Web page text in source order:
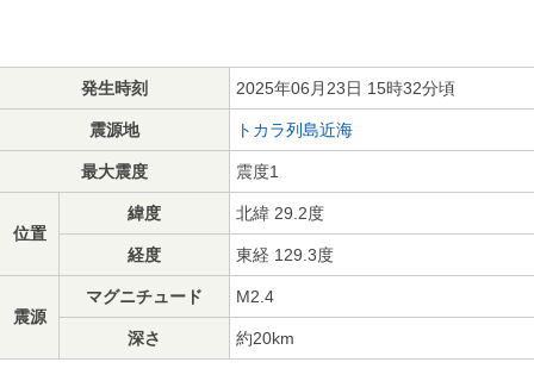
発生時刻 2025年06月23日 15時32分頃
震源地 トカラ列島近海
最大震度 震度1
位置
緯度 北緯 29.2度
経度 東経 129.3度
震源
マグニチュード M2.4
深さ 約20km